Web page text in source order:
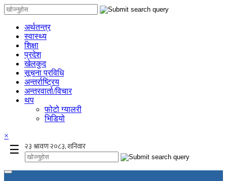
अर्थतन्त्र
स्वास्थ्य
शिक्षा
प्रदेश
खेलकुद
सूचना प्रविधि
अन्तर्राष्ट्रिय
अन्तरवार्ता/विचार
थप
फोटो ग्यालरी
भिडियो
×
☰